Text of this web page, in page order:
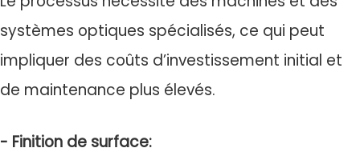
systèmes optiques spécialisés, ce qui peut
impliquer des coûts d’investissement initial et
de maintenance plus élevés.
- Finition de surface: